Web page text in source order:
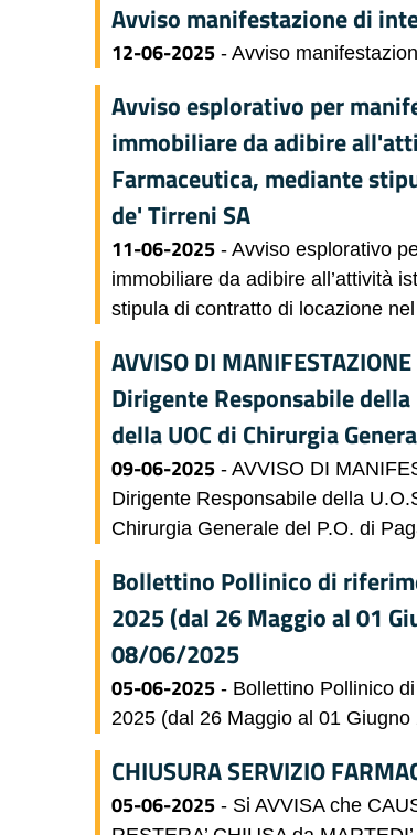
Avviso manifestazione di
12-06-2025 - Avviso
Avviso esplorativo per
immobiliare da adibire
Farmaceutica, mediante
de' Tirreni SA
11-06-2025 - Avviso esplorativo
immobiliare da adibire all’attività
stipula di contratto di locazione
AVVISO DI
Dirigente Responsabile
della UOC di Chirurgia
09-06-2025 - AVVISO DI
Dirigente Responsabile della
Chirurgia Generale del P.O. di
Bollettino Pollinico di
2025 (dal 26 Maggio al 01
08/06/2025
05-06-2025 - Bollettino Pollinico
2025 (dal 26 Maggio al 01
CHIUSURA SERVIZIO
05-06-2025 - Si AVVISA che